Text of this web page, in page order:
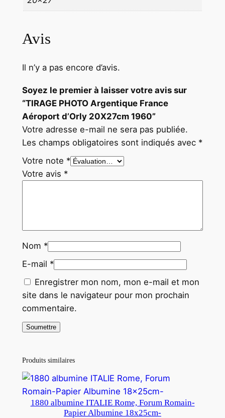
Avis
Il n’y a pas encore d’avis.
Soyez le premier à laisser votre avis sur
“TIRAGE PHOTO Argentique France
Aéroport d’Orly 20X27cm 1960”
Votre adresse e-mail ne sera pas publiée.
Les champs obligatoires sont indiqués avec *
Votre note *
Votre avis *
Nom *
E-mail *
Enregistrer mon nom, mon e-mail et mon
site dans le navigateur pour mon prochain
commentaire.
Produits similaires
1880 albumine ITALIE Rome, Forum Romain-
Papier Albumine 18x25cm-